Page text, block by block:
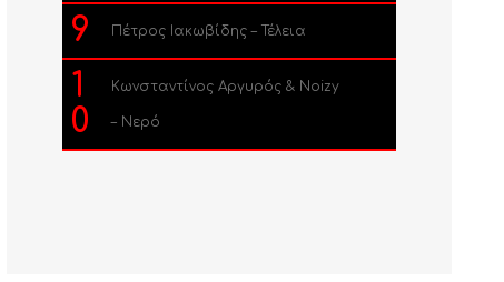
9 Πέτρος Ιακωβίδης – Τέλεια
1
0
Κωνσταντίνος Αργυρός & Noizy
– Νερό